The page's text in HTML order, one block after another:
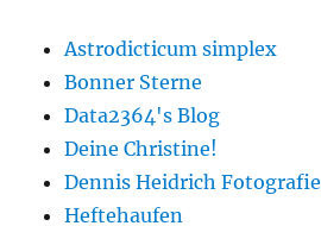
Astrodicticum simplex
Bonner Sterne
Data2364's Blog
Deine Christine!
Dennis Heidrich Fotografie
Heftehaufen